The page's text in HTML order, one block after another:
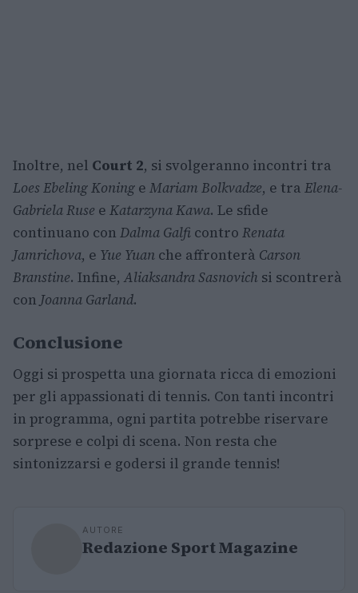
Inoltre, nel Court 2, si svolgeranno incontri tra
Loes Ebeling Koning e Mariam Bolkvadze, e tra Elena-
Gabriela Ruse e Katarzyna Kawa. Le sfide
continuano con Dalma Galfi contro Renata
Jamrichova, e Yue Yuan che affronterà Carson
Branstine. Infine, Aliaksandra Sasnovich si scontrerà
con Joanna Garland.
Conclusione
Oggi si prospetta una giornata ricca di emozioni
per gli appassionati di tennis. Con tanti incontri
in programma, ogni partita potrebbe riservare
sorprese e colpi di scena. Non resta che
sintonizzarsi e godersi il grande tennis!
AUTORE
Redazione Sport Magazine